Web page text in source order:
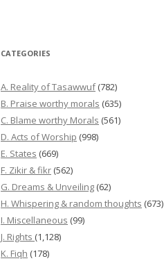
CATEGORIES
A. Reality of Tasawwuf(782)
B. Praise worthy morals (635)
C. Blame worthy Morals (561)
D. Acts of Worship (998)
E. States (669)
F. Zikir & fikr (562)
G. Dreams & Unveiling (62)
H. Whispering & random thoughts (673)
I. Miscellaneous (99)
J. Rights (1,128)
K. Fiqh (178)